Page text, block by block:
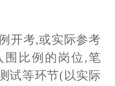
开考,或实际参考
围比例的岗位,笔
试等环节(以实际